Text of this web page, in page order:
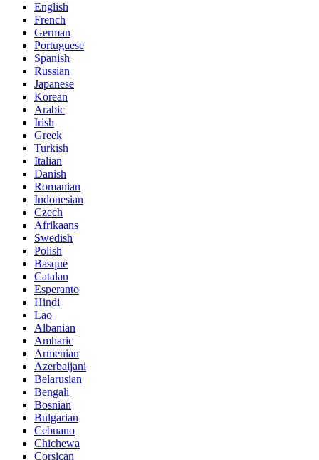
English
French
German
Portuguese
Spanish
Russian
Japanese
Korean
Arabic
Irish
Greek
Turkish
Italian
Danish
Romanian
Indonesian
Czech
Afrikaans
Swedish
Polish
Basque
Catalan
Esperanto
Hindi
Lao
Albanian
Amharic
Armenian
Azerbaijani
Belarusian
Bengali
Bosnian
Bulgarian
Cebuano
Chichewa
Corsican